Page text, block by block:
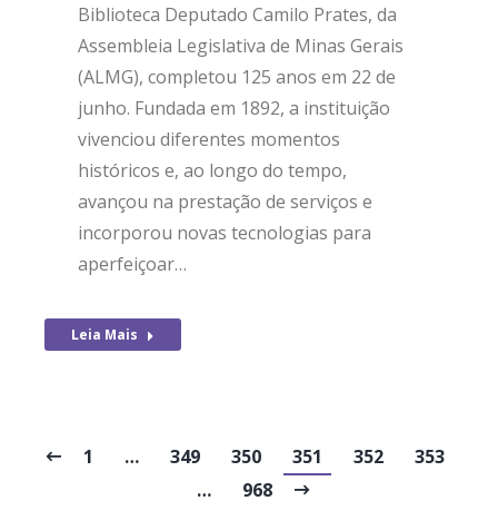
Biblioteca Deputado Camilo Prates, da
Assembleia Legislativa de Minas Gerais
(ALMG), completou 125 anos em 22 de
junho. Fundada em 1892, a instituição
vivenciou diferentes momentos
históricos e, ao longo do tempo,
avançou na prestação de serviços e
incorporou novas tecnologias para
aperfeiçoar…
Leia Mais
1 … 349 350 351 352
353
…
968